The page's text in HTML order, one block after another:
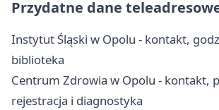
Przydatne dane
Instytut Śląski w Opolu - kontakt,
biblioteka
Centrum Zdrowia w Opolu - kontakt,
rejestracja i diagnostyka